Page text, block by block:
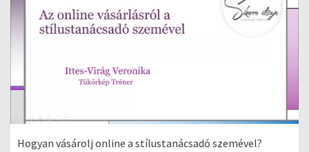
Hogyan vásárolj online a stílustanácsadó szemével?